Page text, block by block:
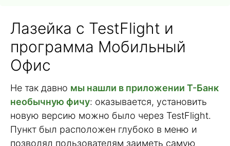
Лазейка с TestFlight и
программа Мобильный
Офис
Не так давно мы нашли в приложении Т-Банк
необычную фичу: оказывается, установить
новую версию можно было через TestFlight.
Пункт был расположен глубоко в меню и
позволял пользователям заиметь самую